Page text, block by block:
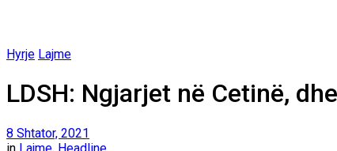
Hyrje Lajme
LDSH: Ngjarjet në Cetinë,
8 Shtator, 2021